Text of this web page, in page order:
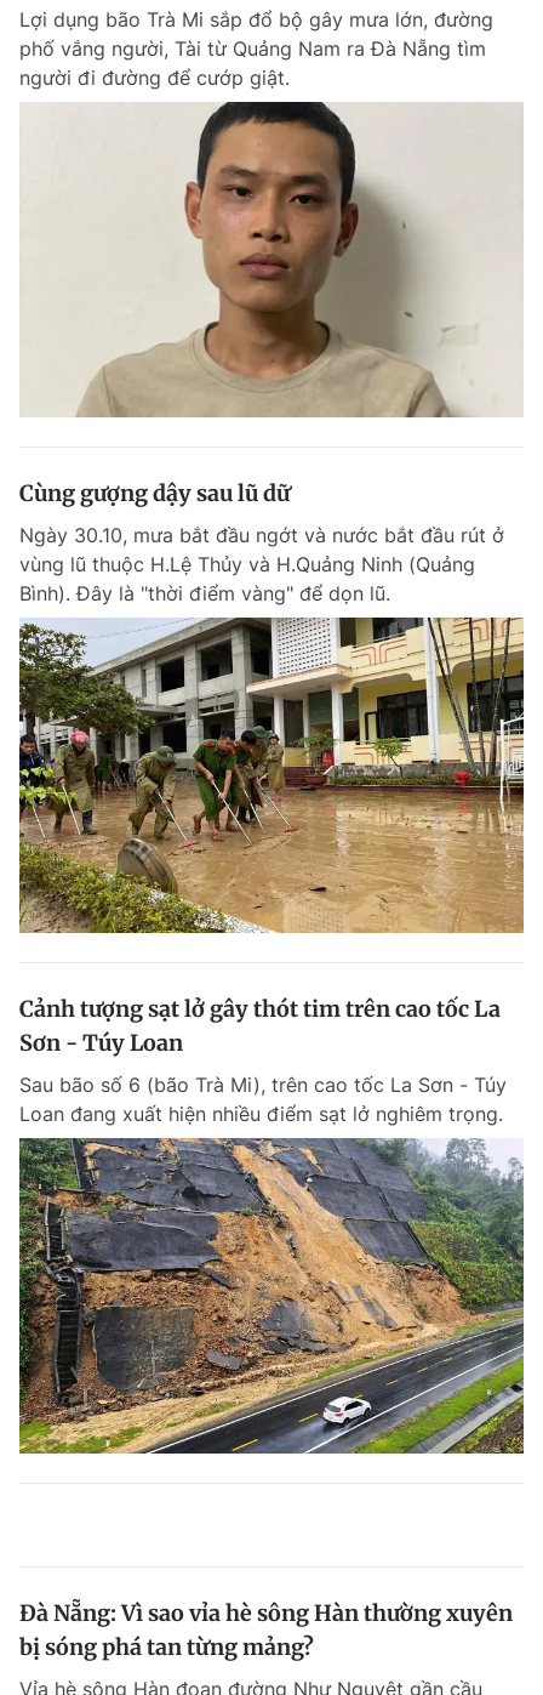
Giấy phép xuất bản số 110/GP - BTTTT cấp ngày 24.3.2020
© 2003-2026 Bản quyền thuộc về Báo Thanh Niên. Cấm sao chép
dưới mọi hình thức nếu không có sự chấp thuận bằng văn bản.
Phát triển bởi ePi Technologies, JSC.
Lợi dụng bão Trà Mi sắp đổ bộ gây mưa lớn, đường
phố vắng người, Tài từ Quảng Nam ra Đà Nẵng tìm
người đi đường để cướp giật.
Cùng gượng dậy sau lũ dữ
Ngày 30.10, mưa bắt đầu ngớt và nước bắt đầu rút ở
vùng lũ thuộc H.Lệ Thủy và H.Quảng Ninh (Quảng
Bình). Đây là "thời điểm vàng" để dọn lũ.
Cảnh tượng sạt lở gây thót tim trên cao tốc La
Sơn - Túy Loan
Sau bão số 6 (bão Trà Mi), trên cao tốc La Sơn - Túy
Loan đang xuất hiện nhiều điểm sạt lở nghiêm trọng.
Đà Nẵng: Vì sao vỉa hè sông Hàn thường xuyên
bị sóng phá tan từng mảng?
Vỉa hè sông Hàn đoạn đường Như Nguyệt gần cầu